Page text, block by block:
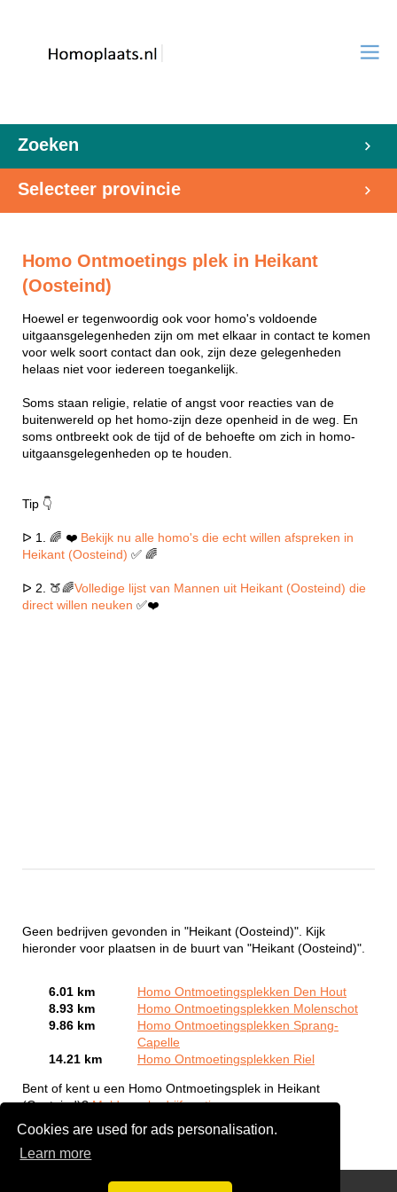
Cookies are used for ads personalisation.
Learn more
Zoeken
Selecteer provincie
Homo Ontmoetings plek in Heikant
(Oosteind)
Hoewel er tegenwoordig ook voor homo's voldoende
uitgaansgelegenheden zijn om met elkaar in contact te komen
voor welk soort contact dan ook, zijn deze gelegenheden
helaas niet voor iedereen toegankelijk.
Soms staan religie, relatie of angst voor reacties van de
buitenwereld op het homo-zijn deze openheid in de weg. En
soms ontbreekt ook de tijd of de behoefte om zich in homo-
uitgaansgelegenheden op te houden.
Tip 👇
ᐅ 1. 🌈 ❤️ Bekijk nu alle homo's die echt willen afspreken in
Heikant (Oosteind) ✅ 🌈
ᐅ 2. 🍑🌈Volledige lijst van Mannen uit Heikant (Oosteind) die
direct willen neuken ✅❤️
Geen bedrijven gevonden in "Heikant (Oosteind)". Kijk
hieronder voor plaatsen in de buurt van "Heikant (Oosteind)".
6.01 km
Homo Ontmoetingsplekken Den Hout
8.93 km
Homo Ontmoetingsplekken Molenschot
9.86 km
Homo Ontmoetingsplekken Sprang-
Capelle
14.21 km
Homo Ontmoetingsplekken Riel
Bent of kent u een Homo Ontmoetingsplek in Heikant
(Oosteind)?Meld een bedrijf gratis aan